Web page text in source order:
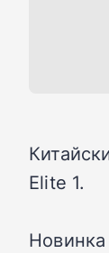
Elite 1.